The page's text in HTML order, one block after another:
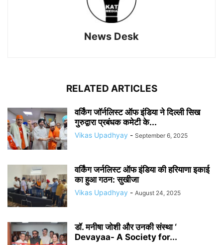
News Desk
RELATED ARTICLES
वर्किंग जॉर्नलिस्ट ऑफ इंडिया ने दिल्ली सिख
गुरुद्वारा प्रबंधक कमेटी के...
Vikas Upadhyay - September 6, 2025
वर्किंग जर्नलिस्ट ऑफ इंडिया की हरियाणा इकाई
का हुआ गठन: सुखीजा
Vikas Upadhyay - August 24, 2025
डॉ. मनीषा जोशी और उनकी संस्था ‘
Devayaa- A Society for...